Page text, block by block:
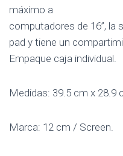
máximo a
computadores de 16”,
pad y tiene un
Empaque caja individual.
Medidas: 39.5 cm x 28.9
Marca: 12 cm / Screen.